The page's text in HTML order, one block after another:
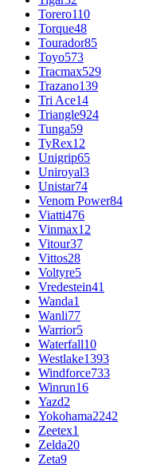
Torero110
Torque48
Tourador85
Toyo573
Tracmax529
Trazano139
Tri Ace14
Triangle924
Tunga59
TyRex12
Unigrip65
Uniroyal3
Unistar74
Venom Power84
Viatti476
Vinmax12
Vitour37
Vittos28
Voltyre5
Vredestein41
Wanda1
Wanli77
Warrior5
Waterfall10
Westlake1393
Windforce733
Winrun16
Yazd2
Yokohama2242
Zeetex1
Zelda20
Zeta9